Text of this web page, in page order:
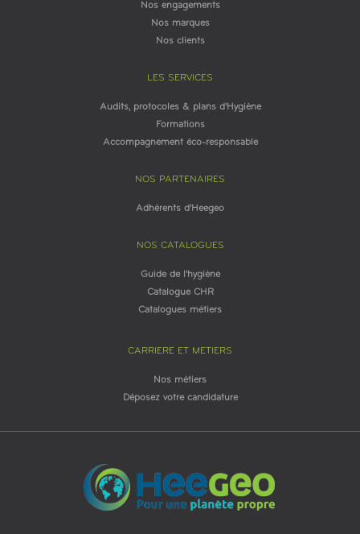
Nos engagements
Nos marques
Nos clients
LES SERVICES
Audits, protocoles & plans d'Hygiène
Formations
Accompagnement éco-responsable
NOS PARTENAIRES
Adhérents d'Heegeo
NOS CATALOGUES
Guide de l'hygiène
Catalogue CHR
Catalogues métiers
CARRIERE ET METIERS
Nos métiers
Déposez votre candidature